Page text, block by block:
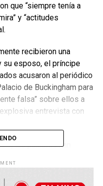
que “siempre tenía a
y “actitudes
recibieron una
su esposo, el príncipe
acusaron al periódico
de Buckingham para
falsa” sobre ellos a
entrevista con
las palabras han
investigar a fondo lo
que Meghan acosaba a